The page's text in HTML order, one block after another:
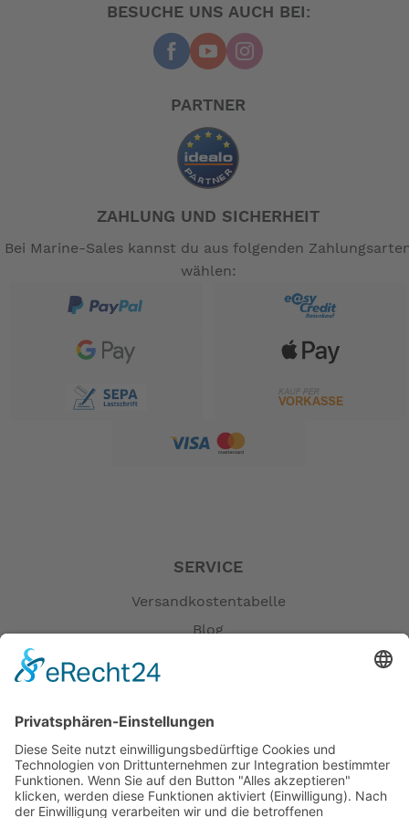
Rohr von 600 °C in Berührung gekommen
gehören nicht zum Leistungsumfang. --
BESUCHE UNS AUCH BEI:
PARTNER
ZAHLUNG UND SICHERHEIT
Bei Marine-Sales kannst du aus folgenden
wählen:
SERVICE
Versandkostentabelle
Blog
Öffnungszeiten
Versandpartner
Verfügbarkeiten